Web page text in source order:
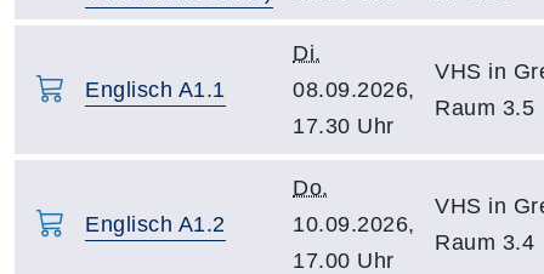
Englisch A1.1
Di.
08.09.2026,
17.30 Uhr
VHS in
Raum 3.5
Englisch A1.2
Do.
10.09.2026,
17.00 Uhr
VHS in
Raum 3.4